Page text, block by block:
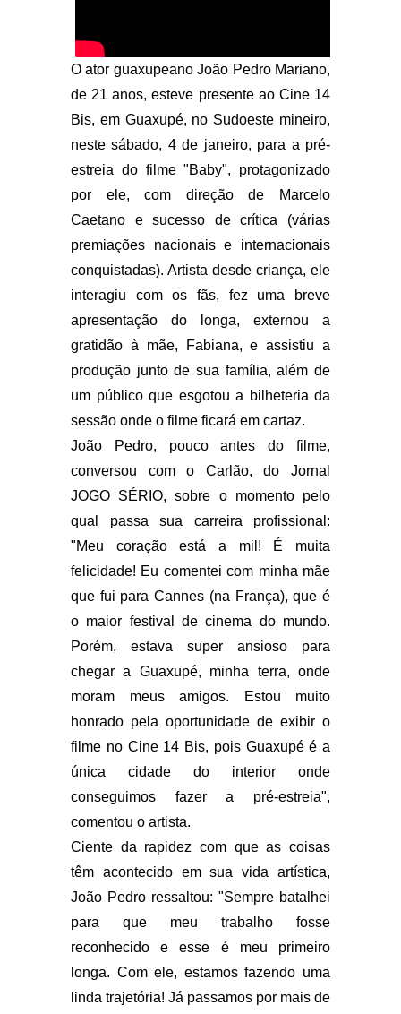
O ator guaxupeano João Pedro Mariano,
de 21 anos, esteve presente ao Cine 14
Bis, em Guaxupé, no Sudoeste mineiro,
neste sábado, 4 de janeiro, para a pré-
estreia do filme "Baby", protagonizado
por ele, com direção de Marcelo
Caetano e sucesso de crítica (várias
premiações nacionais e internacionais
conquistadas). Artista desde criança, ele
interagiu com os fãs, fez uma breve
apresentação do longa, externou a
gratidão à mãe, Fabiana, e assistiu a
produção junto de sua família, além de
um público que esgotou a bilheteria da
sessão onde o filme ficará em cartaz.
João Pedro, pouco antes do filme,
conversou com o Carlão, do Jornal
JOGO SÉRIO, sobre o momento pelo
qual passa sua carreira profissional:
"Meu coração está a mil! É muita
felicidade! Eu comentei com minha mãe
que fui para Cannes (na França), que é
o maior festival de cinema do mundo.
Porém, estava super ansioso para
chegar a Guaxupé, minha terra, onde
moram meus amigos. Estou muito
honrado pela oportunidade de exibir o
filme no Cine 14 Bis, pois Guaxupé é a
única cidade do interior onde
conseguimos fazer a pré-estreia",
comentou o artista.
Ciente da rapidez com que as coisas
têm acontecido em sua vida artística,
João Pedro ressaltou: "Sempre batalhei
para que meu trabalho fosse
reconhecido e esse é meu primeiro
longa. Com ele, estamos fazendo uma
linda trajetória! Já passamos por mais de